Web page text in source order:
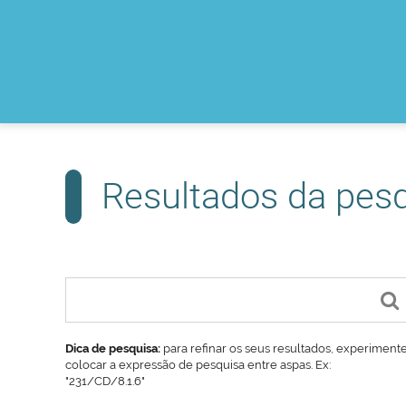
Resultados da
Dica de pesquisa: para refinar os seus resultados,
colocar a expressão de pesquisa entre aspas. Ex:
"231/CD/8.1.6"